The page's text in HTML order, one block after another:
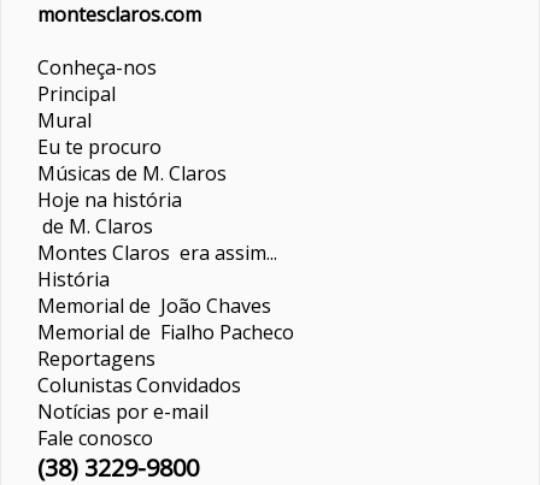
montesclaros.com
Conheça-nos
Principal
Mural
Eu te procuro
Músicas de M. Claros
Hoje na história
de M. Claros
Montes Claros era assim...
História
Memorial de João Chaves
Memorial de Fialho Pacheco
Reportagens
ColunistasConvidados
Notícias por e-mail
Fale conosco
(38) 3229-9800